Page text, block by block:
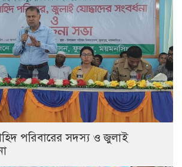
পরিবারের সদস্য ও জুলাই